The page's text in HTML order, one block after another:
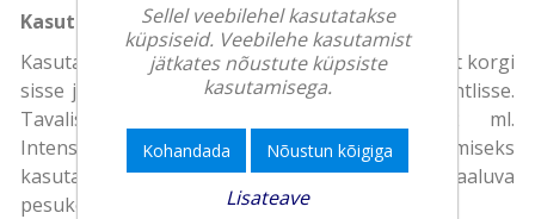
Kasutusjuhend
Kasutamine: Valage pesupehmendit otse pudelist korgi
sisse ja seejärel pesumasina pesumehmendi sahtlisse.
Tavalise pesutsükli jaoks kasutage 22 ml.
Intensiivsema pehmuse ja lõhna saavutamiseks
kasutage 32 ml. Suurema, üle 5.5 kg kaaluva
pesukoguse korral kasutage 48 ml.
Sellel veebilehel kasutatakse
küpsiseid. Veebilehe kasutamist
jätkates nõustute küpsiste
kasutamisega.
Kohandada Nõustun kõigiga
Lisateave